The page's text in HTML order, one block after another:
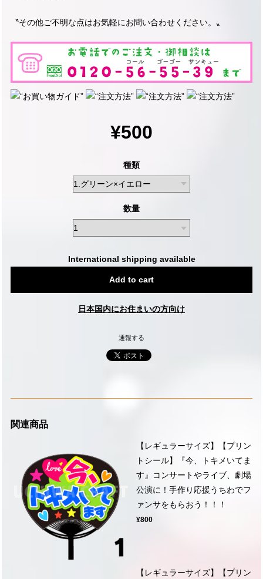
〝その他ご不明な点はお気軽にお問い合わせください。〟
¥500
種類
数量
International shipping available
Add to cart
日本国内にお住まいの方向け
通報する
関連商品
【レギュラーサイズ】【プリン
トシール】『今、トキメいてま
す』コンサートやライブ、劇場
公演に！手作り応援うちわでフ
ァンサをもらおう！！！
¥800
【レギュラーサイズ】【プリン